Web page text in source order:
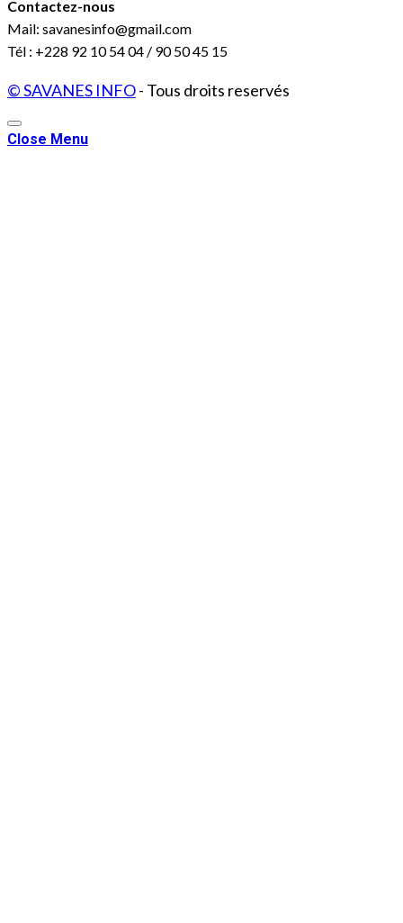
Contactez-nous
Mail: savanesinfo@gmail.com
Tél : +228 92 10 54 04 / 90 50 45 15
© SAVANES INFO- Tous droits reservés
Close Menu